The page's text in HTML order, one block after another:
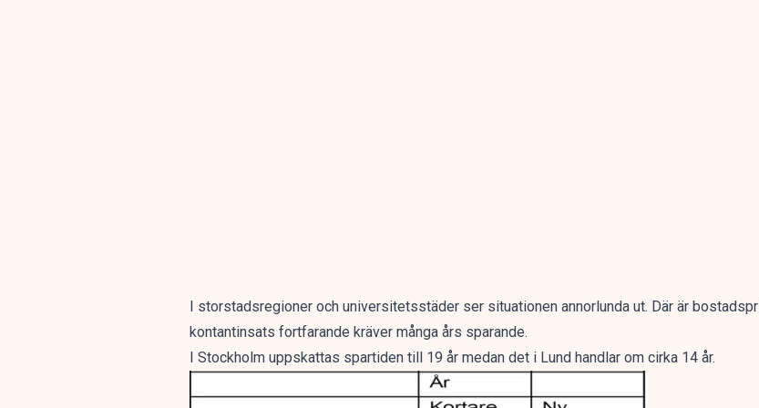
I storstadsregioner och universitetsstäder ser situationen annorlunda ut. Där är
kontantinsats fortfarande kräver många års sparande.
I Stockholm uppskattas spartiden till 19 år medan det i Lund handlar om cirka 14 år.